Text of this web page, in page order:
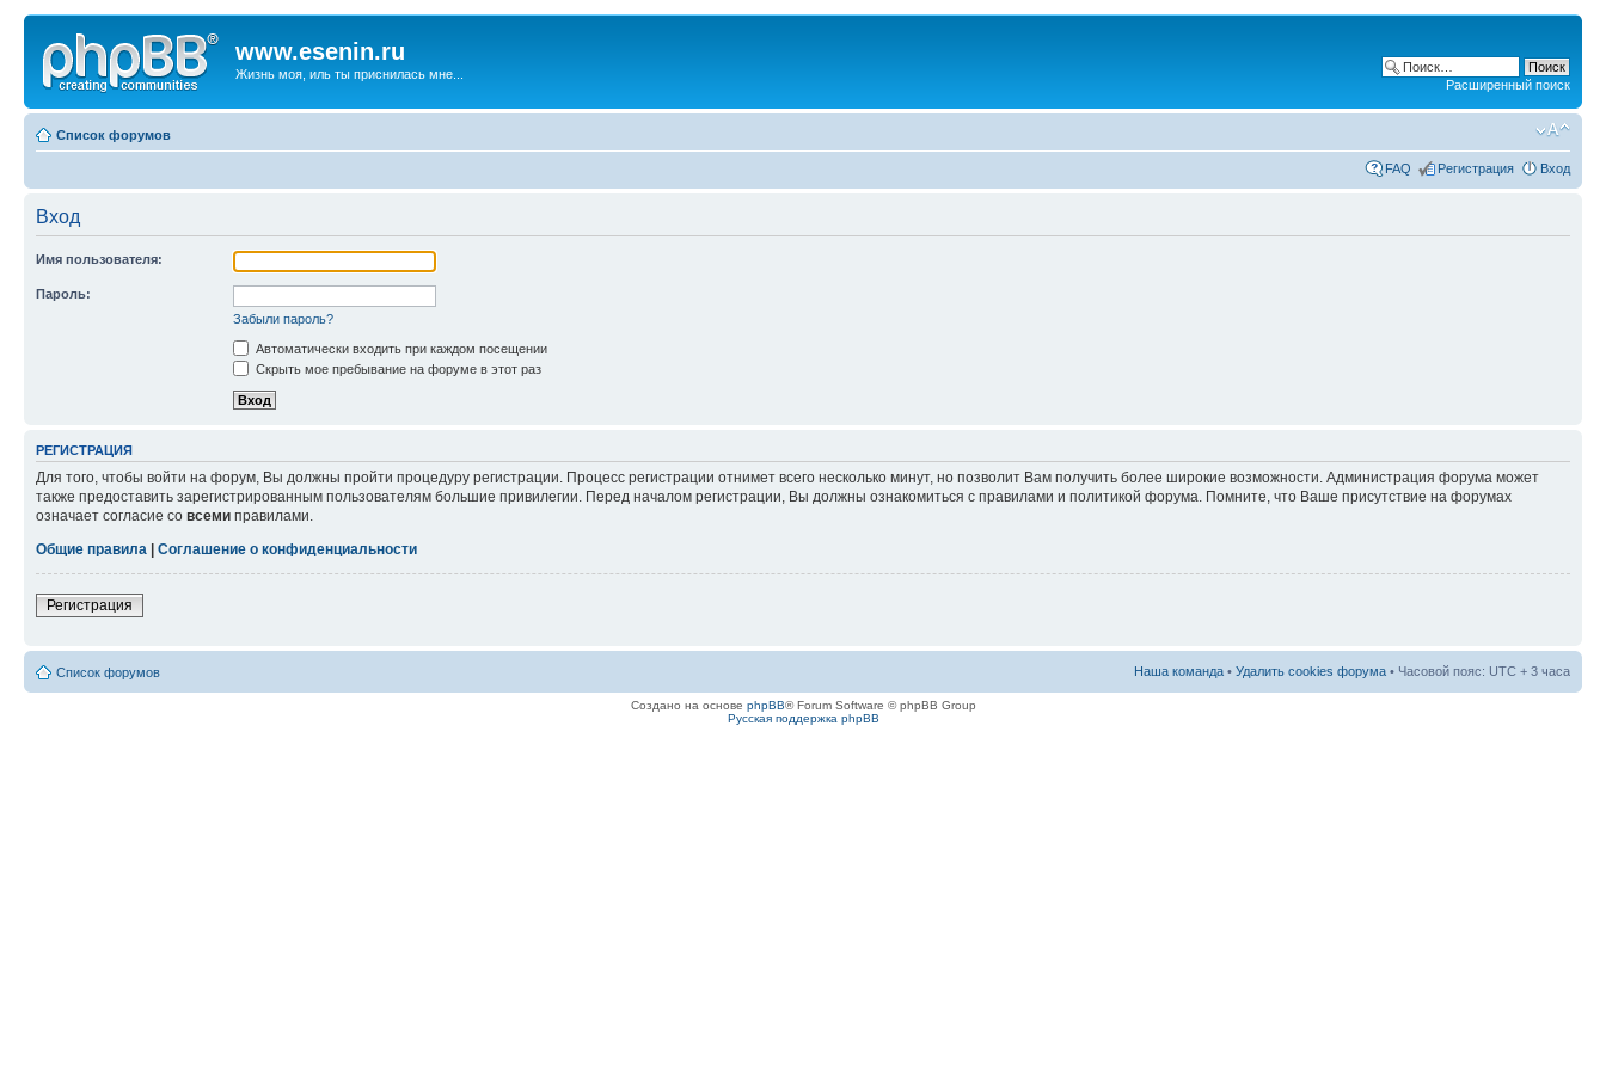
www.esenin.ru
Жизнь моя, иль ты приснилась мне...
Расширенный поиск
Список форумов
FAQ Регистрация Вход
Вход
Имя пользователя:
Пароль:
Забыли пароль?
Автоматически входить при каждом посещении
Скрыть мое пребывание на форуме в этот раз
РЕГИСТРАЦИЯ
Для того, чтобы войти на форум, Вы должны пройти процедуру регистрации. Процесс регистрации отнимет всего несколько минут, но позволит Вам получить более широкие возможности. Администрация форума может
также предоставить зарегистрированным пользователям большие привилегии. Перед началом регистрации, Вы должны ознакомиться с правилами и политикой форума. Помните, что Ваше присутствие на форумах
означает согласие со всеми правилами.
Общие правила
Соглашение о конфиденциальности
Регистрация
Список форумов Наша команда • Удалить cookies форума • Часовой пояс: UTC + 3 часа
Создано на основе phpBB® Forum Software © phpBB Group
Русская поддержка phpBB